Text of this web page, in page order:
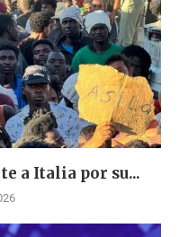
a Italia por su...